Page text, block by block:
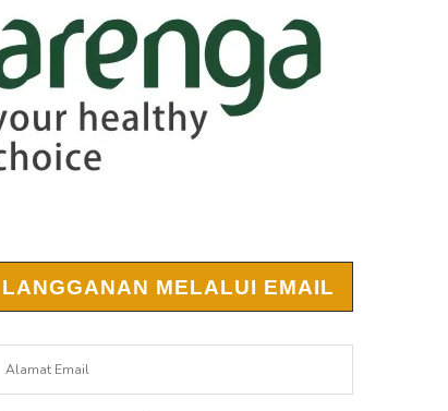
LANGGANAN MELALUI EMAIL